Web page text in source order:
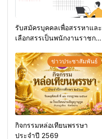
รับสมัครบุคคลเพื่อสรรหาและ
เลือกสรรเป็นพนักงานราชการ
ข่าวประชาสัมพันธ์
กิจกรรมหล่อเทียนพรรษา
ประจำปี 2569